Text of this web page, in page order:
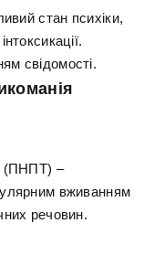
стан психіки,
свідомості.
(ПНПТ) –
вживанням
речовин.